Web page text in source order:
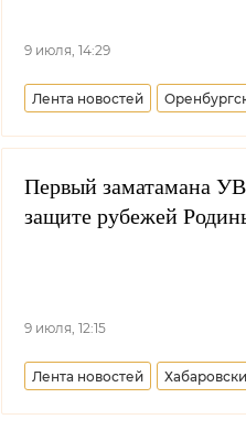
9 июля, 14:29
Лента новостей
Первый заматамана
защите рубежей
9 июля, 12:15
Лента новостей